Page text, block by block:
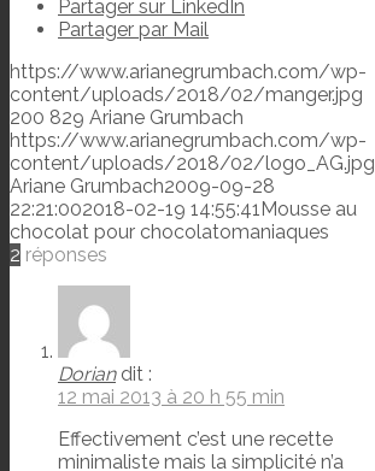
Partager sur LinkedIn
Partager par Mail
https://www.arianegrumbach.com/wp-
content/uploads/2018/02/manger.jpg
200 829 Ariane Grumbach
https://www.arianegrumbach.com/wp-
content/uploads/2018/02/logo_AG.jpg
Ariane Grumbach2009-09-28
22:21:002018-02-19 14:55:41Mousse au
chocolat pour chocolatomaniaques
2 réponses
Dorian dit :
12 mai 2013 à 20 h 55 min
Effectivement c’est une recette
minimaliste mais la simplicité n’a